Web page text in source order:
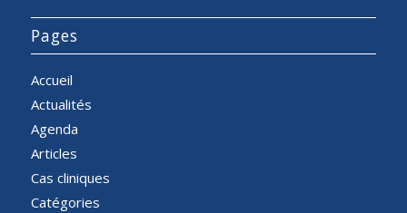
Pages
Accueil
Actualités
Agenda
Articles
Cas cliniques
Catégories